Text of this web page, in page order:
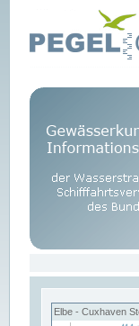
Elbe - Cuxhaven